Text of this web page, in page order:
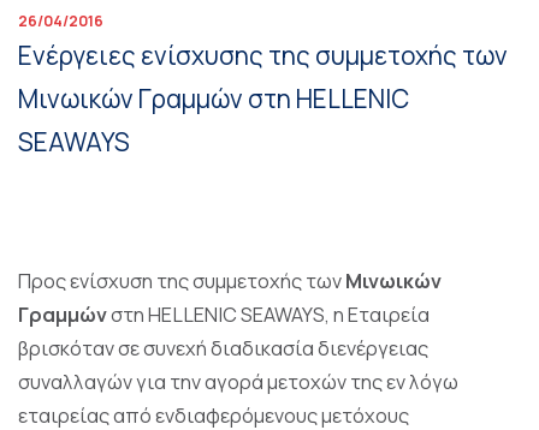
26/04/2016
Ενέργειες ενίσχυσης της συμμετοχής των
Μινωικών Γραμμών στη HELLENIC
SEAWAYS
Προς ενίσχυση της συμμετοχής τωνΜινωικών
Γραμμώνστη HELLENIC SEAWAYS, η Εταιρεία
βρισκόταν σε συνεχή διαδικασία διενέργειας
συναλλαγών για την αγορά μετοχών της εν λόγω
εταιρείας από ενδιαφερόμενους μετόχους